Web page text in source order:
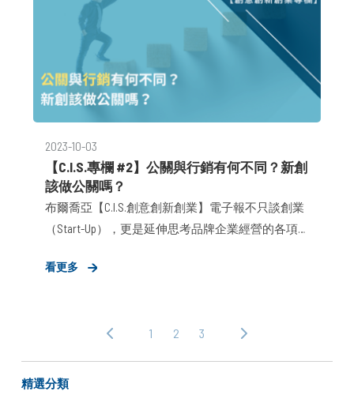
牌形象」，如何開展出超乎想像的火花。
2023-10-03
【C.I.S.專欄 #2】公關與行銷有何不同？新創
該做公關嗎？
布爾喬亞【C.I.S.創意創新創業】電子報不只談創業
（Start-Up），更是延伸思考品牌企業經營的各項
言，都是值得思忖的有趣議題。本期我們直接破
看更多
‹ 上
頁
1 2 3
下
頁 ›
精選分類